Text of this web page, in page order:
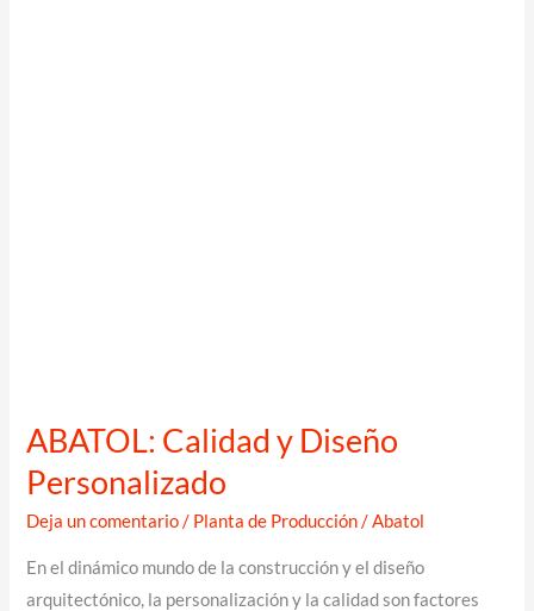
ABATOL: Calidad y Diseño
Personalizado
Deja un comentario / Planta de Producción/Abatol
En el dinámico mundo de la construcción y el diseño
arquitectónico, la personalización y la calidad son factores